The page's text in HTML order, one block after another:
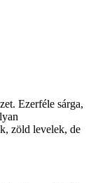
Ezerféle sárga,
zöld levelek, de